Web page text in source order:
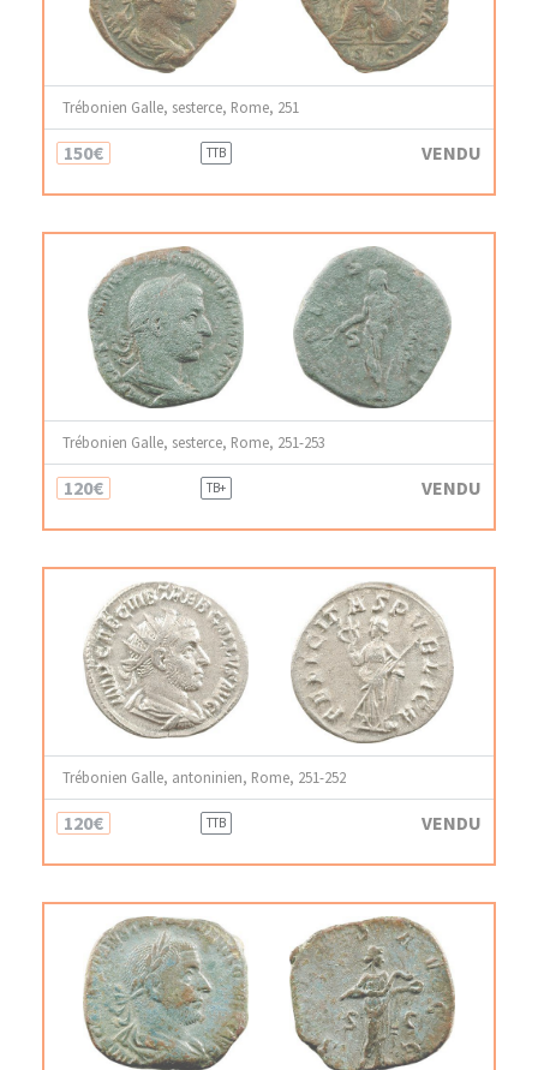
Trébonien Galle, sesterce, Rome, 251
150€ TTB VENDU
Trébonien Galle, sesterce, Rome, 251-253
120€ TB+ VENDU
Trébonien Galle, antoninien, Rome, 251-252
120€ TTB VENDU